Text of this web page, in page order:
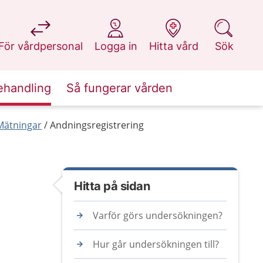
vårdpersonal
på 1177.se
Logga in
på 1177.se
Hitta vård
på 1177.se
Sök
på 1177.se
Så fungerar vården
Andningsregistrering
Hitta på sidan
Varför görs undersökningen?
Hur går undersökningen till?